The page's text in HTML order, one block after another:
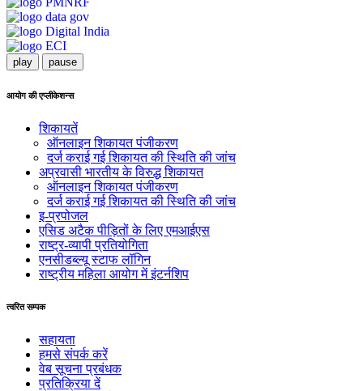
play pause
आयोग की एप्लीकेशन्स
शिकायतें
ऑनलाइन शिकायत पंजीकरण
दर्ज कराई गई शिकायत की स्थिति की जांच
अप्रवासी भारतीय के विरुद्ध शिकायत
ऑनलाइन शिकायत पंजीकरण
दर्ज कराई गई शिकायत की स्थिति की जांच
इ-प्रपोजल
एसिड अटैक पीड़ितों के लिए एमआईएस
राष्ट्र-व्यापी प्रतियोगिता
एनसीडब्ल्यू स्टाफ लॉगिन
राष्ट्रीय महिला आयोग में इंटर्नशिप
त्वरित सम्पक
सहायता
हमसे संपर्क करें
वेब सूचना प्रबंधक
प्रतिक्रिया दें